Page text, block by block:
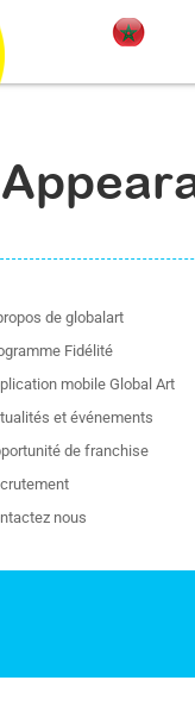
de globalart
Fidélité
mobile Global Art
et événements
de franchise
nous